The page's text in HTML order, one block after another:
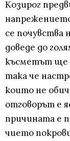
Козирог
се почувства
доведе до
късметът ще
така че
които не
отговорът е
причината е
чието